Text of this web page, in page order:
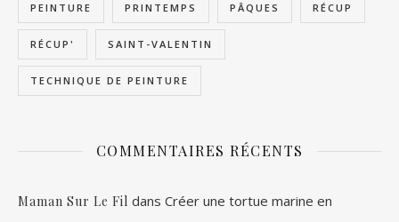
PEINTURE PRINTEMPS PÂQUES RÉCUP
RÉCUP' SAINT-VALENTIN
TECHNIQUE DE PEINTURE
COMMENTAIRES RÉCENTS
Maman Sur Le Fil dans Créer une tortue marine en